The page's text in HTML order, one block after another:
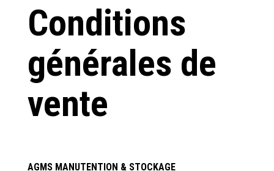
Conditions
générales de
vente
AGMS MANUTENTION & STOCKAGE